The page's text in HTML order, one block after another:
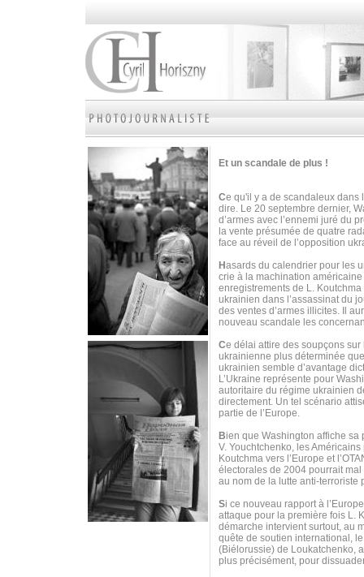
Et un scandale de plus !
Ce qu'il y a de scandaleux dans
dire. Le 20 septembre dernier,
d’armes avec l’ennemi juré du
la vente présumée de quatre
face au réveil de l’opposition
H asards du calendrier pour les
crie à la machination
enregistrements de L.
ukrainien dans l’assassinat du
des ventes d’armes illicites. Il
nouveau scandale les
Ce délai attire des soupçons
ukrainienne plus déterminée
ukrainien semble d’avantage
L’Ukraine représente pour
autoritaire du régime ukrainien
directement. Un tel scénario
partie de l’Europe.
Bien que Washington affiche
V. Youchtchenko, les
Koutchma vers l’Europe et
électorales de 2004 pourrait
au nom de la lutte anti-terroriste
Si ce nouveau rapport à
attaque pour la première fois L.
démarche intervient surtout, au
quête de soutien international,
(Biélorussie) de Loukatchenko,
plus précisément, pour